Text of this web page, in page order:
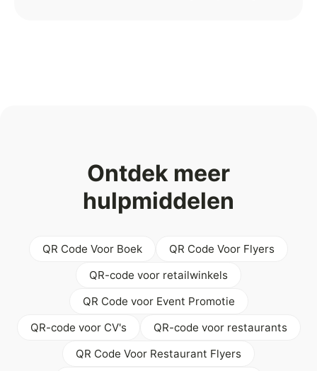
Ontdek meer
hulpmiddelen
QR Code Voor Boek
QR Code Voor Flyers
QR-code voor retailwinkels
QR Code voor Event Promotie
QR-code voor CV's
QR-code voor restaurants
QR Code Voor Restaurant Flyers